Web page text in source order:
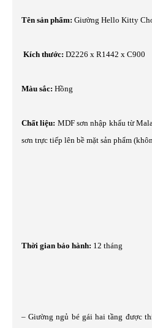
Tên sản phẩm: Giường Hello Kitty
Kích thước: D2226 x R1442 x C900
Màu sắc: Hồng
Chất liệu: MDF sơn nhập khẩu từ
sơn trực tiếp lên bề mặt sản phẩm
Thời gian bảo hành: 12 tháng
– Giường ngủ bé gái hai tầng được